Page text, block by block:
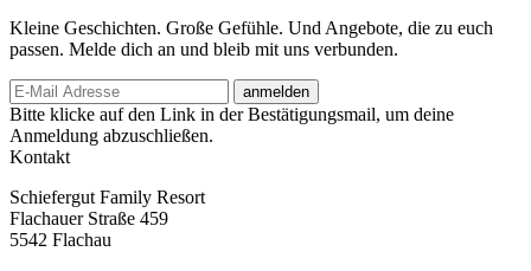
Kleine Geschichten. Große Gefühle. Und Angebote, die zu euch
passen. Melde dich an und bleib mit uns verbunden.
anmelden
Bitte klicke auf den Link in der Bestätigungsmail, um deine
Anmeldung abzuschließen.
Kontakt
Schiefergut Family Resort
Flachauer Straße 459
5542 Flachau